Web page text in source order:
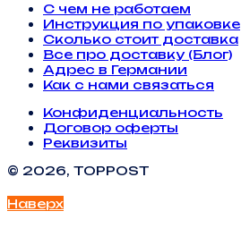
С чем не работаем
Инструкция по упаковке
Сколько стоит доставка
Все про доставку (Блог)
Адрес в Германии
Как с нами связаться
Конфиденциальность
Договор оферты
Реквизиты
© 2026, TOPPOST
Наверх